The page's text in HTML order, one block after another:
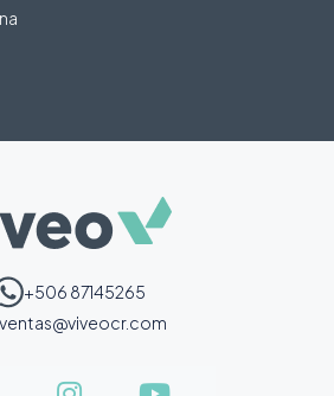
+506 87145265
ventas@viveocr.com